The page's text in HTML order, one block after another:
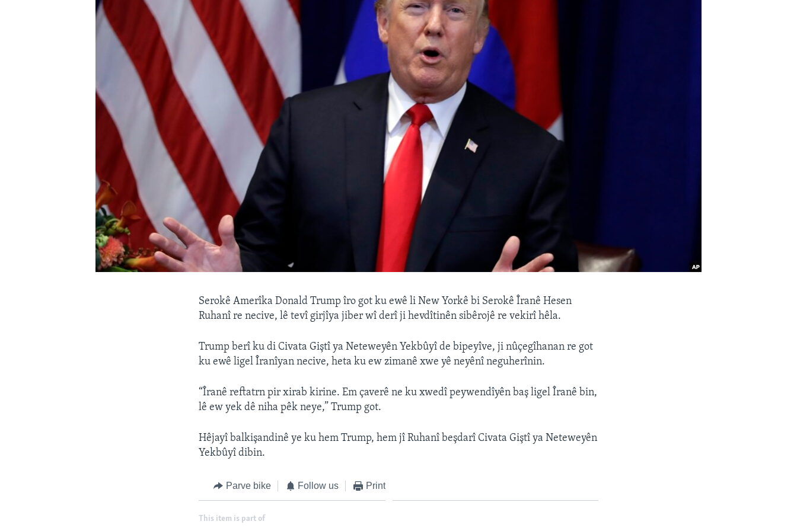
Serokê Amerîka Donald Trump îro got ku ewê li New Yorkê bi Serokê Îranê Hesen
Ruhanî re necive, lê tevî girjîya jiber wî derî ji hevdîtinên sibêrojê re vekirî hêla.
Trump berî ku di Civata Giştî ya Neteweyên Yekbûyî de bipeyîve, ji nûçegîhanan re got
ku ewê ligel Îranîyan necive, heta ku ew zimanê xwe yê neyênî neguherînin.
“Îranê reftatrn pir xirab kirine. Em çaverê ne ku xwedî peywendîyên baş ligel Îranê bin,
lê ew yek dê niha pêk neye,” Trump got.
Hêjayî balkişandinê ye ku hem Trump, hem jî Ruhanî beşdarî Civata Giştî ya Neteweyên
Yekbûyî dibin.
Parve bike Follow us Print
This item is part of